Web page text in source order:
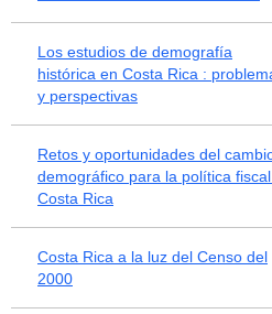
Los estudios de demografía
histórica en Costa Rica :
y perspectivas
Retos y oportunidades del
demográfico para la política
Costa Rica
Costa Rica a la luz del Censo del
2000